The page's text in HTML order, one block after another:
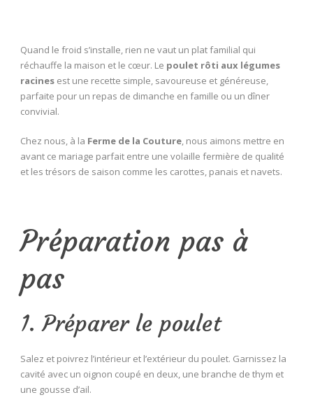
Quand le froid s’installe, rien ne vaut un plat familial qui
réchauffe la maison et le cœur. Le poulet rôti aux légumes
racines est une recette simple, savoureuse et généreuse,
parfaite pour un repas de dimanche en famille ou un dîner
convivial.
Chez nous, à la Ferme de la Couture , nous aimons mettre en
avant ce mariage parfait entre une volaille fermière de qualité
et les trésors de saison comme les carottes, panais et navets.
Préparation pas à
pas
1. Préparer le poulet
Salez et poivrez l’intérieur et l’extérieur du poulet. Garnissez la
cavité avec un oignon coupé en deux, une branche de thym et
une gousse d’ail.